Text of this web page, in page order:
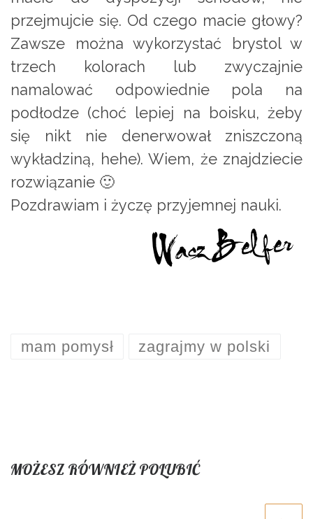
przejmujcie się. Od czego macie głowy?
Zawsze można wykorzystać brystol w
trzech kolorach lub zwyczajnie
namalować odpowiednie pola na
podłodze (choć lepiej na boisku, żeby
się nikt nie denerwował zniszczoną
wykładziną, hehe). Wiem, że znajdziecie
rozwiązanie 🙂
Pozdrawiam i życzę przyjemnej nauki.
mam pomysł zagrajmy w polski
MOŻESZ RÓWNIEŻ POLUBIĆ